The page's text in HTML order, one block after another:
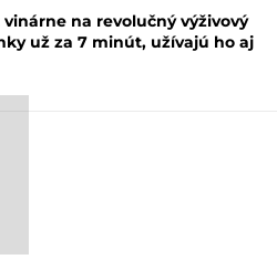
na revolučný výživový
už za 7 minút, užívajú ho aj